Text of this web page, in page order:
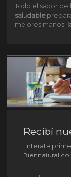
Todo el sabor de
saludable
mejores manos:
Recibí
Enterate